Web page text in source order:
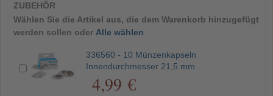
ZUBEHÖR
Wählen Sie die Artikel aus, die dem Warenkorb hinzugefügt
werden sollen oder Alle wählen
336560 - 10 Münzenkapseln
Innendurchmesser 21,5 mm
4,99 €